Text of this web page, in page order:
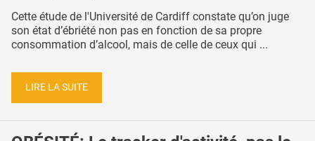
Cette étude de l'Université de Cardiff constate qu’on juge
son état d’ébriété non pas en fonction de sa propre
consommation d’alcool, mais de celle de ceux qui ...
LIRE LA SUITE